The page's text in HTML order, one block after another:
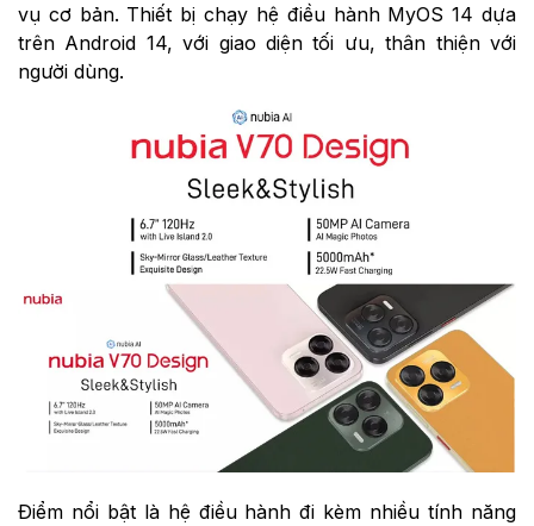
vụ cơ bản. Thiết bị chạy hệ điều hành MyOS 14 dựa
trên Android 14, với giao diện tối ưu, thân thiện với
người dùng.
Điểm nổi bật là hệ điều hành đi kèm nhiều tính năng